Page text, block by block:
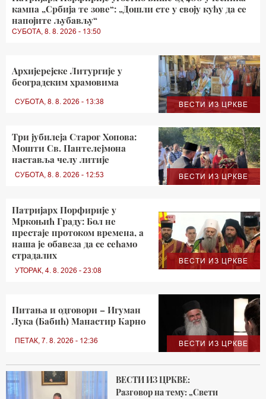
кампа „Србија те зове“: „Дошли сте у своју кућу да се
напојите љубављу“
СУБОТА, 8. 8. 2026 - 13:50
ВЕСТИ ИЗ ЦРКВЕ
Архијерејске Литургије у
београдским храмовима
СУБОТА, 8. 8. 2026 - 13:38
ВЕСТИ ИЗ ЦРКВЕ
Три јубилеја Старог Хопова:
Мошти Св. Пантелејмона
наставља челу литије
СУБОТА, 8. 8. 2026 - 12:53
ВЕСТИ ИЗ ЦРКВЕ
Патријарх Порфирије у
Мркоњић Граду: Бол не
престаје протоком времена, а
наша је обавеза да се сећамо
страдалих
УТОРАК, 4. 8. 2026 - 23:08
ВЕСТИ ИЗ ЦРКВЕ
Питања и одговори – Игуман
Лука (Бабић) Манастир Карно
ПЕТАК, 7. 8. 2026 - 12:36
ВЕСТИ ИЗ ЦРКВЕ:
Разговор на тему: „Свети